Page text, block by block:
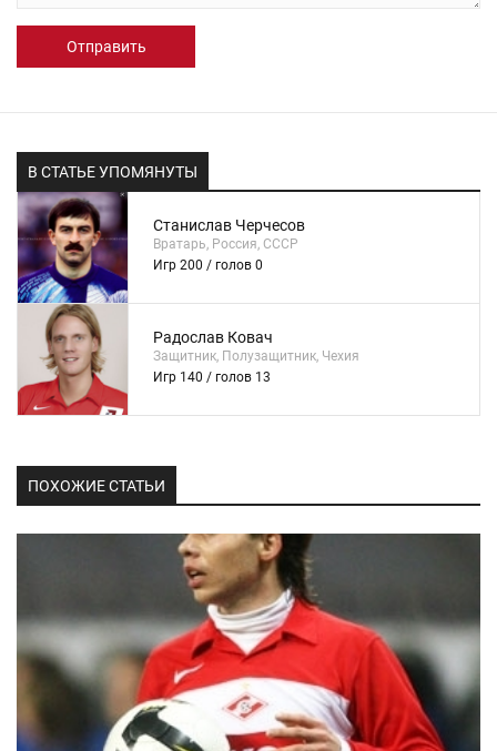
Отправить
В СТАТЬЕ УПОМЯНУТЫ
Станислав Черчесов
Вратарь, Россия, СССР
Игр 200 / голов 0
Радослав Ковач
Защитник, Полузащитник, Чехия
Игр 140 / голов 13
ПОХОЖИЕ СТАТЬИ